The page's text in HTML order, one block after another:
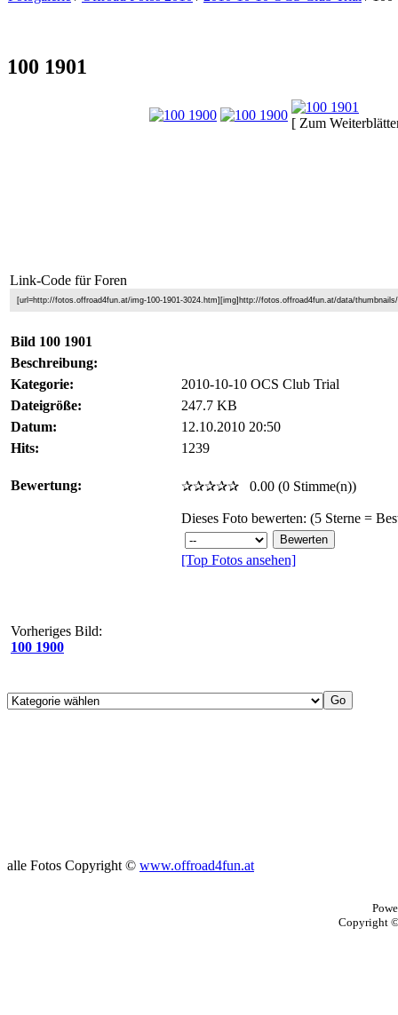
100 1901
[ Zum
Link-Code für Foren
[url=http://fotos.offroad4fun.at/img-100-1901-3024.htm][img]http://fotos.offroad4fun.at/data/
Bild 100 1901
Beschreibung:
Kategorie:
2010-10-10 OCS Club Trial
Dateigröße:
247.7 KB
Datum:
12.10.2010 20:50
Hits:
1239
Bewertung: ✰✰✰✰✰ 0.00 (0 Stimme(n))
Dieses Foto bewerten: (5 Sterne =
[Top Fotos ansehen]
Vorheriges Bild:
100 1900
alle Fotos Copyright © www.offroad4fun.at
Copyright